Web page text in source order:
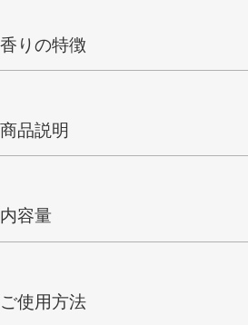
香りの特徴
商品説明
内容量
ご使用方法